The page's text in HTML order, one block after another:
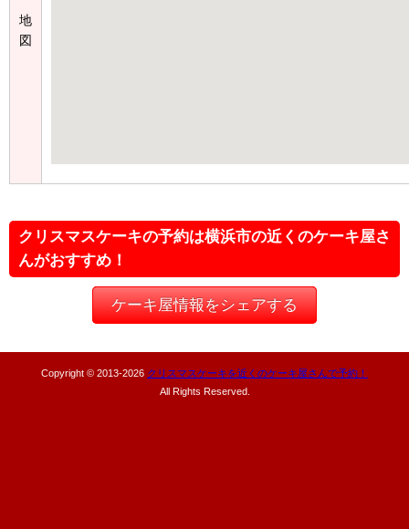
地
図
クリスマスケーキの予約は横浜市の近くのケーキ屋さ
んがおすすめ！
ケーキ屋情報をシェアする
Copyright © 2013-2026 クリスマスケーキを近くのケーキ屋さんで予約！
All Rights Reserved.